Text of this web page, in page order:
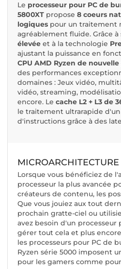
Le processeur pour PC de
5800XT propose 8 coeurs
logiques pour un traitement
agréablement fluide. Grâce à
élevée et à la technologie
ajustant la puissance en
CPU AMD Ryzen de
des performances
domaines : Jeux vidéo,
vidéo, streaming,
encore. Le cache L2 + L3 de
le traitement ultrarapide
d'instructions grâce à des
Lorsque vous bénéficiez de
processeur la plus avancée
créateurs de contenu, les
Que vous jouiez aux tout
prochain gratte-ciel ou
avez besoin d'un processeur
gérer tout cela et plus
les processeurs pour PC de
Ryzen série 5000 imposent
pour les gamers comme